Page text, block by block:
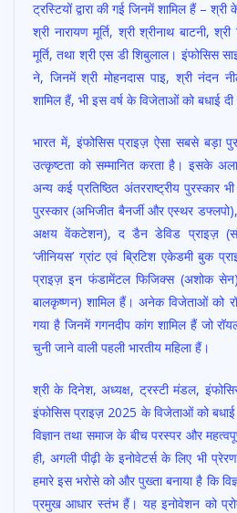
ट्रस्टियों द्वारा की गई जिनमें शामिल हैं –
श्री नारायण मूर्ति, श्री श्रीनाथ बाटनी,
मूर्ति, तथा श्री एस डी शिबुलाल। इंफोसिस
ने, जिनमें श्री मोहनदास पाइ, श्री नंदन
शामिल हैं, भी इस वर्ष के विजेताओं को बधाई
भारत में, इंफोसिस प्राइज़ ऐसा सबसे बड़ा
उत्कृष्टता को सम्मानित करता है। इसके
अन्य कई प्रतिष्ठित अंतरराष्ट्रीय पुरस्कार
पुरस्कार (अभिजीत बैनर्जी और एस्थर
अक्षय वेंकटेशन), द डैन डेविड प्राइज़
‘जीनियस’ ग्रांट एवं ब्रिटिश एकेडमी बुक
प्राइज़ इन फंडामेंटल फिजिक्स (अशोक सेन),
बालकृष्णन) शामिल हैं। अनेक विजेताओं को
गया है जिनमें गगनदीप कांग शामिल हैं जो
चुनी जाने वाली पहली भारतीय महिला हैं।
श्री के दिनेश, अध्यक्ष, ट्रस्टी मंडल,
इंफोसिस प्राइज़ 2025 के विजेताओं को बधाई
विज्ञान तथा समाज के बीच परस्पर और
ही, अगली पीढ़ी के इनोवेटर्स के लिए भी
हमारे इस भरोसे को और पुख्ता बनाया है कि
प्रमुख आधार स्तंभ हैं। यह इनोवेशन को